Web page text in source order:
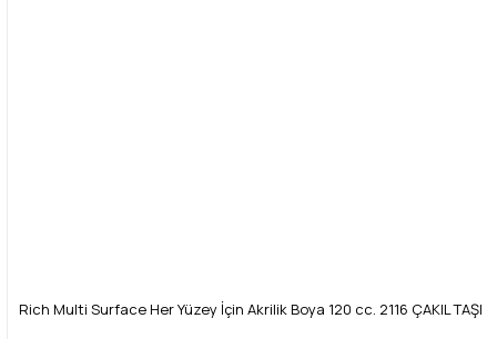
Rich Multi Surface Her Yüzey İçin Akrilik Boya 120 cc. 2116 ÇAKIL TAŞI